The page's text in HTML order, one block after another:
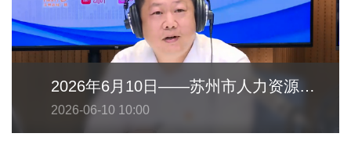
2026年6月10日——苏州市人力资源和社会保障局
2026-06-10 10:00